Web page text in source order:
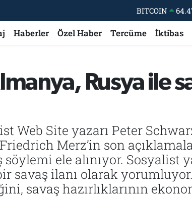
DOLAR
EURO
GRAM ALTIN
BİST100
Haberler Özel Haber Tercüme İktibas
Rusya ile
Web Site yazarı Peter
Merz’in son
söylemi ele alınıyor. Sosyalist
savaş ilanı olarak
savaş hazırlıklarının